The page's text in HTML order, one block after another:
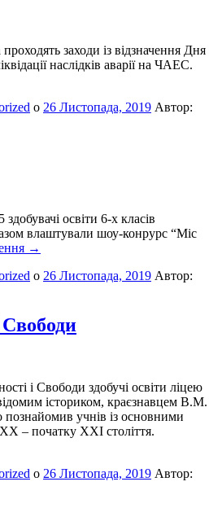
заходи із відзначення Дня
наслідків аварії на ЧАЕС.
о 26 Листопада, 2019 Автор:
освіти 6-х класів
влаштували шоу-конрурс “Міс
→
о 26 Листопада, 2019 Автор:
Свободи
і Свободи здобучі освіти ліцею
істориком, краєзнавцем В.М.
учнів із основними
– початку ХХІ століття.
о 26 Листопада, 2019 Автор: